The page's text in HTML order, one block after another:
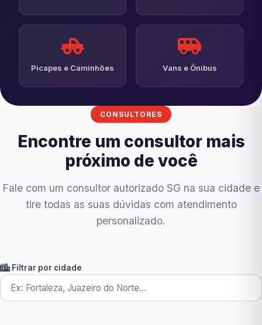
Picapes e Caminhões Vans e Ônibus
CONSULTORES
Encontre um consultor mais
próximo de você
Fale com um consultor autorizado SG na sua cidade e
tire todas as suas dúvidas com atendimento
personalizado.
Filtrar por cidade